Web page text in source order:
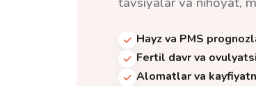
Hayz va PMS
Fertil davr va
Alomatlar va